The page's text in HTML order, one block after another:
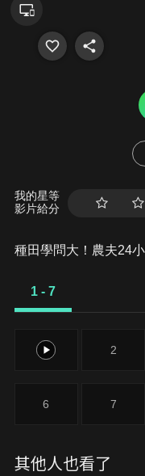
我的星等
影片給分
種田學問大！農夫24
1 - 7
1 2
6 7
其他人也看了